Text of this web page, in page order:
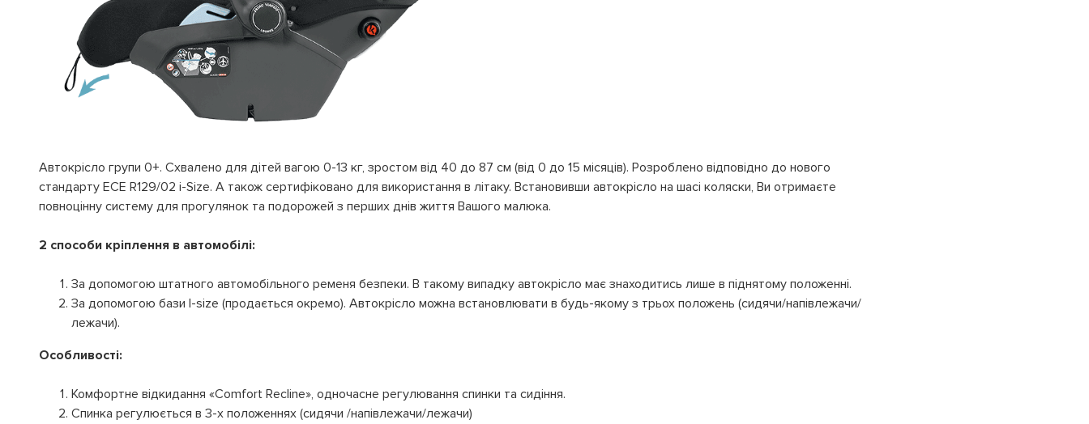
Автокрісло групи 0+. Схвалено для дітей вагою 0-13 кг, зростом від 40 до 87 см (від 0 до 15 місяців). Розроблено відповідно до нового
стандарту ЕСЕ R129/02 i-Size. А також сертифіковано для використання в літаку. Встановивши автокрісло на шасі коляски, Ви отримаєте
повноцінну систему для прогулянок та подорожей з перших днів життя Вашого малюка.
2 способи кріплення в автомобілі:
За допомогою штатного автомобільного ременя безпеки. В такому випадку автокрісло має знаходитись лише в піднятому положенні.
За допомогою бази I-size (продається окремо). Автокрісло можна встановлювати в будь-якому з трьох положень (сидячи/напівлежачи/
лежачи).
Особливості:
Комфортне відкидання «Comfort Recline», одночасне регулювання спинки та сидіння.
Спинка регулюється в 3-х положеннях (сидячи /напівлежачи/лежачи)